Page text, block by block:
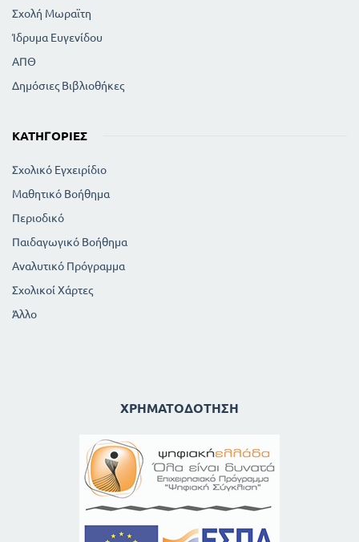
Σχολή Μωραϊτη
Ίδρυμα Ευγενίδου
ΑΠΘ
Δημόσιες Βιβλιοθήκες
ΚΑΤΗΓΟΡΊΕΣ
Σχολικό Εγχειρίδιο
Μαθητικό Βοήθημα
Περιοδικό
Παιδαγωγικό Βοήθημα
Αναλυτικό Πρόγραμμα
Σχολικοί Χάρτες
Άλλο
ΧΡΗΜΑΤΟΔΌΤΗΣΗ